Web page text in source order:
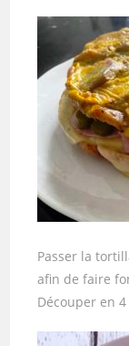
Passer la
afin de faire
Découper en